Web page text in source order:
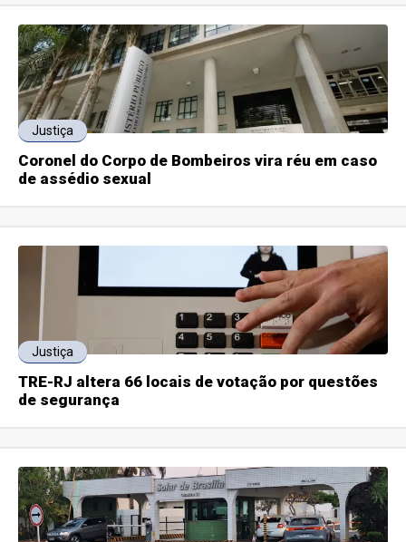
Justiça
Coronel do Corpo de Bombeiros vira réu em caso
de assédio sexual
Justiça
TRE-RJ altera 66 locais de votação por questões
de segurança